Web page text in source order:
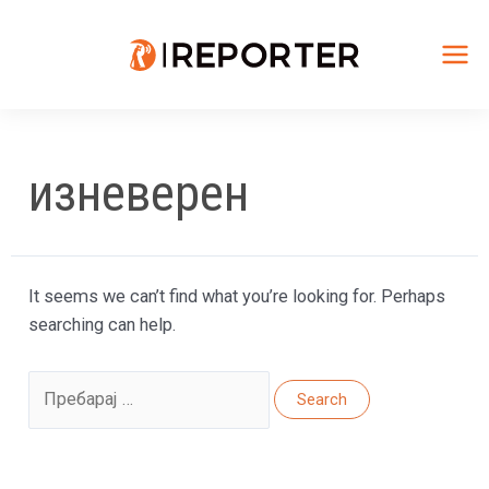
изневерен
It seems we can’t find what you’re looking for. Perhaps
searching can help.